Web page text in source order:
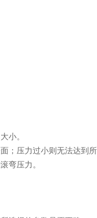
小。
压力过小则无法达到所
弯压力。